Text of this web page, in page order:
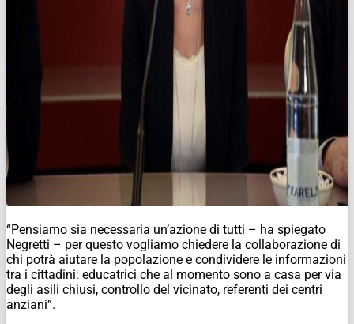
“Pensiamo sia necessaria un’azione di tutti – ha spiegato
Negretti – per questo vogliamo chiedere la collaborazione di
chi potrà aiutare la popolazione e condividere le informazioni
tra i cittadini: educatrici che al momento sono a casa per via
degli asili chiusi, controllo del vicinato, referenti dei centri
anziani”.